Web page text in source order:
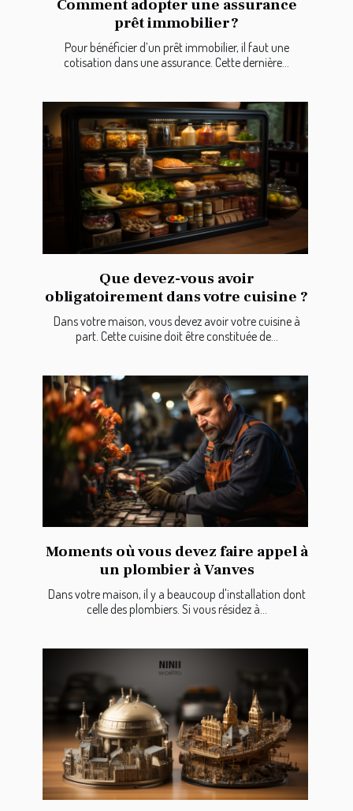
Comment adopter une assurance
prêt immobilier ?
Pour bénéficier d’un prêt immobilier, il faut une
cotisation dans une assurance. Cette dernière...
Que devez-vous avoir
obligatoirement dans votre cuisine ?
Dans votre maison, vous devez avoir votre cuisine à
part. Cette cuisine doit être constituée de...
Moments où vous devez faire appel à
un plombier à Vanves
Dans votre maison, il y a beaucoup d'installation dont
celle des plombiers. Si vous résidez à...